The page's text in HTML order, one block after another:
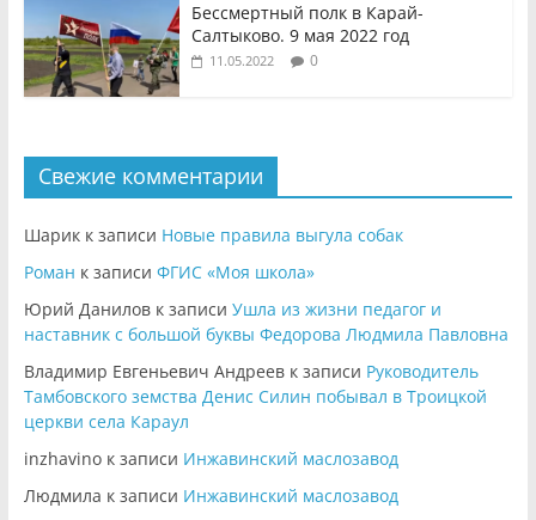
Бессмертный полк в Карай-
Салтыково. 9 мая 2022 год
11.05.2022 0
Свежие комментарии
Шарикк записи Новые правила выгула собак
Роман к записи ФГИС «Моя школа»
Юрий Даниловк записи Ушла из жизни педагог и
наставник с большой буквы Федорова Людмила Павловна
Владимир Евгеньевич Андреевк записи Руководитель
Тамбовского земства Денис Силин побывал в Троицкой
церкви села Караул
inzhavinoк записи Инжавинский маслозавод
Людмила к записи Инжавинский маслозавод